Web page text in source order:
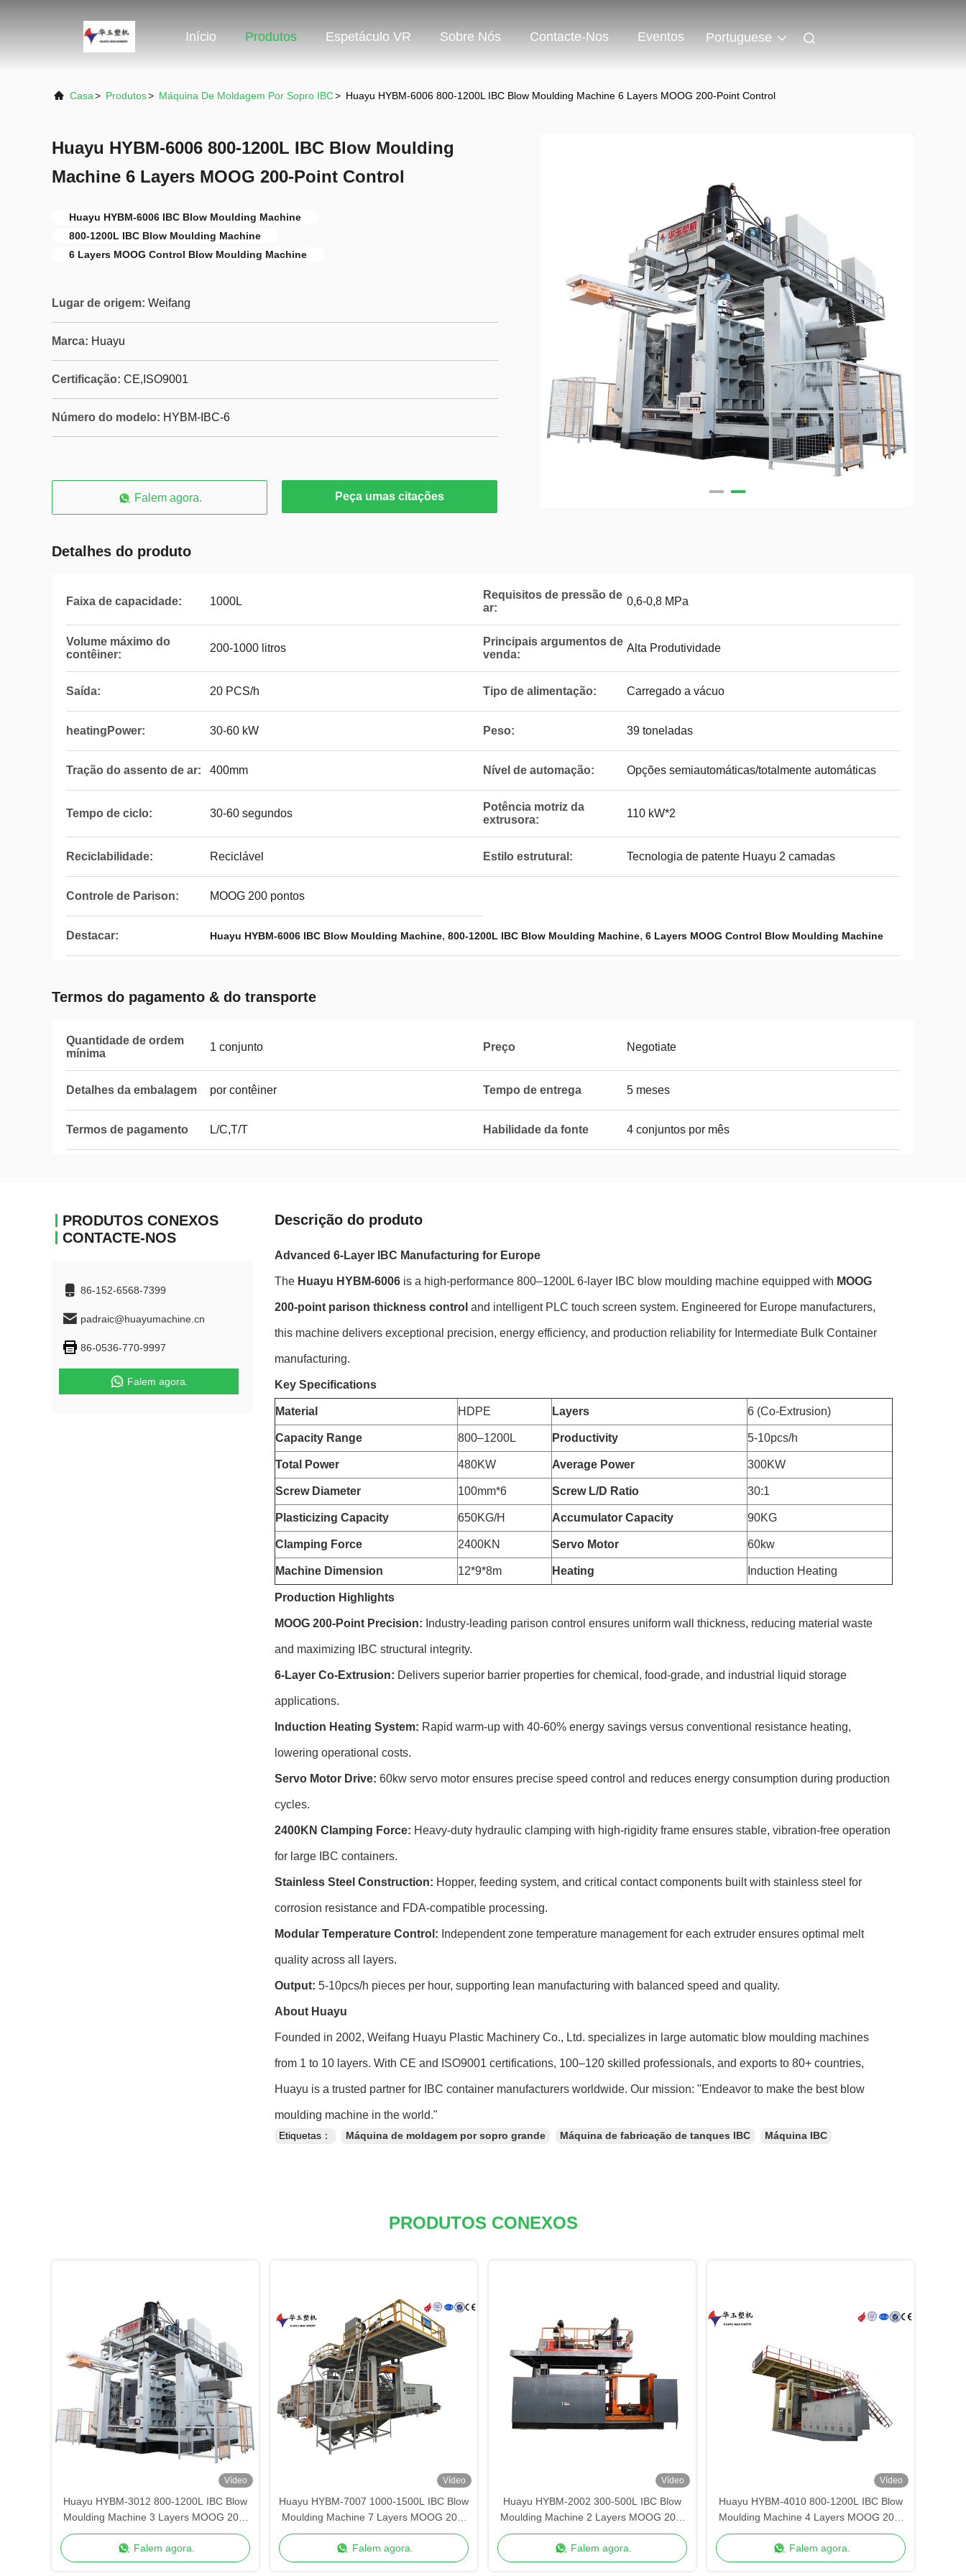
Início Produtos Espetáculo VR Sobre Nós Contacte-Nos Eventos Portuguese
Casa> Produtos> Máquina De Moldagem Por Sopro IBC> Huayu HYBM-6006 800-1200L IBC Blow Moulding Machine 6 Layers MOOG 200-Point Control
Huayu HYBM-6006 800-1200L IBC Blow Moulding
Machine 6 Layers MOOG 200-Point Control
Huayu HYBM-6006 IBC Blow Moulding Machine
800-1200L IBC Blow Moulding Machine
6 Layers MOOG Control Blow Moulding Machine
Lugar de origem: Weifang
Marca: Huayu
Certificação: CE,ISO9001
Número do modelo: HYBM-IBC-6
Falem agora. Peça umas citações
Detalhes do produto
Faixa de capacidade: 1000L
Requisitos de pressão de
ar:
0,6-0,8 MPa
Volume máximo do
contêiner:
200-1000 litros
Principais argumentos de
venda:
Alta Produtividade
Saída: 20 PCS/h Tipo de alimentação: Carregado a vácuo
heatingPower: 30-60 kW Peso: 39 toneladas
Tração do assento de ar: 400mm Nível de automação: Opções semiautomáticas/totalmente automáticas
Tempo de ciclo: 30-60 segundos
Potência motriz da
extrusora:
110 kW*2
Reciclabilidade: Reciclável Estilo estrutural: Tecnologia de patente Huayu 2 camadas
Controle de Parison: MOOG 200 pontos
Destacar: Huayu HYBM-6006 IBC Blow Moulding Machine, 800-1200L IBC Blow Moulding Machine, 6 Layers MOOG Control Blow Moulding Machine
Termos do pagamento & do transporte
Quantidade de ordem
mínima
1 conjunto Preço Negotiate
Detalhes da embalagem por contêiner Tempo de entrega 5 meses
Termos de pagamento L/C,T/T Habilidade da fonte 4 conjuntos por mês
PRODUTOS CONEXOS
CONTACTE-NOS
86-152-6568-7399
padraic@huayumachine.cn
86-0536-770-9997
Falem agora.
Descrição do produto
Advanced 6-Layer IBC Manufacturing for Europe
The Huayu HYBM-6006 is a high-performance 800–1200L 6-layer IBC blow moulding machine equipped with MOOG
200-point parison thickness control and intelligent PLC touch screen system. Engineered for Europe manufacturers,
this machine delivers exceptional precision, energy efficiency, and production reliability for Intermediate Bulk Container
manufacturing.
Key Specifications
Material HDPE Layers 6 (Co-Extrusion)
Capacity Range 800–1200L Productivity 5-10pcs/h
Total Power 480KW Average Power 300KW
Screw Diameter 100mm*6 Screw L/D Ratio 30:1
Plasticizing Capacity 650KG/H Accumulator Capacity 90KG
Clamping Force 2400KN Servo Motor 60kw
Machine Dimension 12*9*8m Heating Induction Heating
Production Highlights
MOOG 200-Point Precision: Industry-leading parison control ensures uniform wall thickness, reducing material waste
and maximizing IBC structural integrity.
6-Layer Co-Extrusion: Delivers superior barrier properties for chemical, food-grade, and industrial liquid storage
applications.
Induction Heating System: Rapid warm-up with 40-60% energy savings versus conventional resistance heating,
lowering operational costs.
Servo Motor Drive: 60kw servo motor ensures precise speed control and reduces energy consumption during production
cycles.
2400KN Clamping Force: Heavy-duty hydraulic clamping with high-rigidity frame ensures stable, vibration-free operation
for large IBC containers.
Stainless Steel Construction: Hopper, feeding system, and critical contact components built with stainless steel for
corrosion resistance and FDA-compatible processing.
Modular Temperature Control: Independent zone temperature management for each extruder ensures optimal melt
quality across all layers.
Output: 5-10pcs/h pieces per hour, supporting lean manufacturing with balanced speed and quality.
About Huayu
Founded in 2002, Weifang Huayu Plastic Machinery Co., Ltd. specializes in large automatic blow moulding machines
from 1 to 10 layers. With CE and ISO9001 certifications, 100–120 skilled professionals, and exports to 80+ countries,
Huayu is a trusted partner for IBC container manufacturers worldwide. Our mission: "Endeavor to make the best blow
moulding machine in the world."
Etiquetas： Máquina de moldagem por sopro grande Máquina de fabricação de tanques IBC Máquina IBC
PRODUTOS CONEXOS
Vídeo
Huayu HYBM-3012 800-1200L IBC Blow
Moulding Machine 3 Layers MOOG 200-
Point Control
Falem agora.
Vídeo
Huayu HYBM-7007 1000-1500L IBC Blow
Moulding Machine 7 Layers MOOG 200-
Point Control
Falem agora.
Vídeo
Huayu HYBM-2002 300-500L IBC Blow
Moulding Machine 2 Layers MOOG 200-
Point Control
Falem agora.
Vídeo
Huayu HYBM-4010 800-1200L IBC Blow
Moulding Machine 4 Layers MOOG 200-
Point Control
Falem agora.